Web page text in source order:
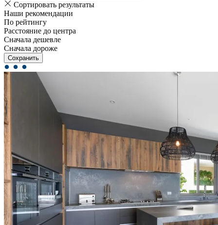
Сортировать результаты
Наши рекомендации
По рейтингу
Расстояние до центра
Сначала дешевле
Сначала дороже
Сохранить